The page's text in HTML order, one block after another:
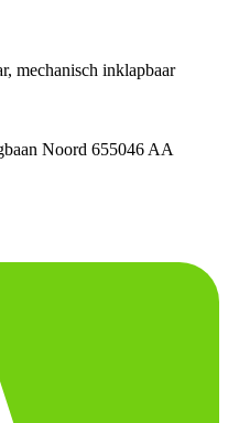
mechanisch inklapbaar
Noord 655046 AA